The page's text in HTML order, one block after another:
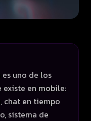
uno de los
en mobile:
chat en tiempo
sistema de